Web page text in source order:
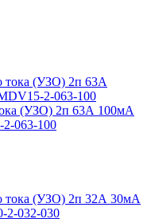
(УЗО) 2п 63А 100мА
063-100